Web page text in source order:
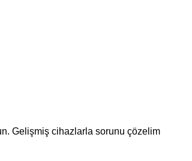
Gelişmiş cihazlarla sorunu çözelim